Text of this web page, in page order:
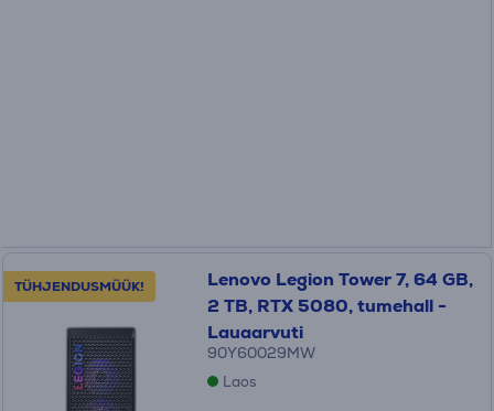
TÜHJENDUSMÜÜK!
Lenovo Legion Tower 7, 64 GB,
2 TB, RTX 5080, tumehall -
Lauaarvuti
90Y60029MW
Laos